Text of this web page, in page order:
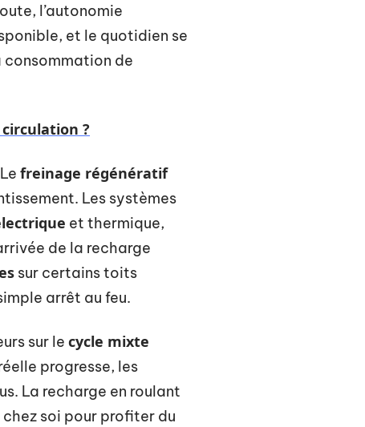
l’autonomie
et le quotidien se
consommation de
?
freinage régénératif
Les systèmes
et thermique,
de la recharge
sur certains toits
arrêt au feu.
sur le cycle mixte
progresse, les
La recharge en roulant
soi pour profiter du